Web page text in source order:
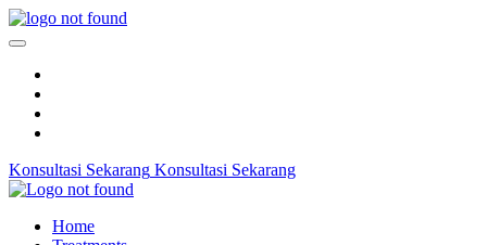
Konsultasi Sekarang Konsultasi Sekarang
Home